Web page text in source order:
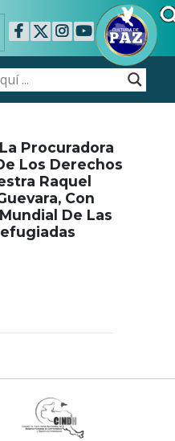
Procuradora
Los Derechos
Raquel
Con
De Las